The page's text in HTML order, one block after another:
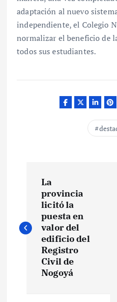
adaptación al nuevo
independiente, el Colegio
normalizar el beneficio de
todos sus estudiantes.
v
La
provincia
licitó la
puesta en
valor del
edificio del
Registro
Civil de
Nogoyá